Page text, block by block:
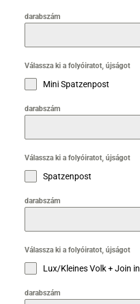
darabszám
Válassza ki a folyóiratot, újságot
Mini Spatzenpost
darabszám
Válassza ki a folyóiratot, újságot
Spatzenpost
darabszám
Válassza ki a folyóiratot, újságot
Lux/Kleines Volk + Join in
darabszám